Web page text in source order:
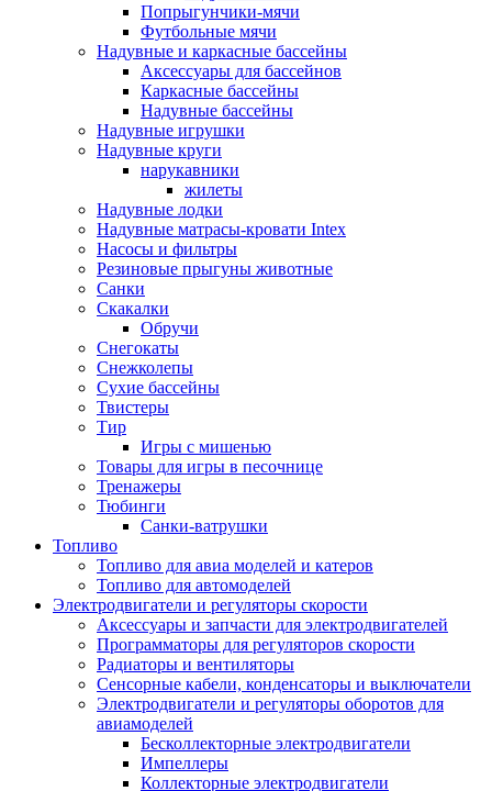
Попрыгунчики-мячи
Футбольные мячи
Надувные и каркасные бассейны
Аксессуары для бассейнов
Каркасные бассейны
Надувные бассейны
Надувные игрушки
Надувные круги
нарукавники
жилеты
Надувные лодки
Надувные матрасы-кровати Intex
Насосы и фильтры
Резиновые прыгуны животные
Санки
Скакалки
Обручи
Снегокаты
Снежколепы
Сухие бассейны
Твистеры
Тир
Игры с мишенью
Товары для игры в песочнице
Тренажеры
Тюбинги
Санки-ватрушки
Топливо
Топливо для авиа моделей и катеров
Топливо для автомоделей
Электродвигатели и регуляторы скорости
Аксессуары и запчасти для электродвигателей
Программаторы для регуляторов скорости
Радиаторы и вентиляторы
Сенсорные кабели, конденсаторы и выключатели
Электродвигатели и регуляторы оборотов для
авиамоделей
Бесколлекторные электродвигатели
Импеллеры
Коллекторные электродвигатели